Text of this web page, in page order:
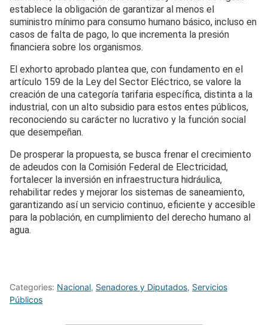
establece la obligación de garantizar al menos el
suministro mínimo para consumo humano básico, incluso en
casos de falta de pago, lo que incrementa la presión
financiera sobre los organismos.
El exhorto aprobado plantea que, con fundamento en el
artículo 159 de la Ley del Sector Eléctrico, se valore la
creación de una categoría tarifaria específica, distinta a la
industrial, con un alto subsidio para estos entes públicos,
reconociendo su carácter no lucrativo y la función social
que desempeñan.
De prosperar la propuesta, se busca frenar el crecimiento
de adeudos con la Comisión Federal de Electricidad,
fortalecer la inversión en infraestructura hidráulica,
rehabilitar redes y mejorar los sistemas de saneamiento,
garantizando así un servicio continuo, eficiente y accesible
para la población, en cumplimiento del derecho humano al
agua.
Categories: Nacional, Senadores y Diputados, Servicios
Públicos